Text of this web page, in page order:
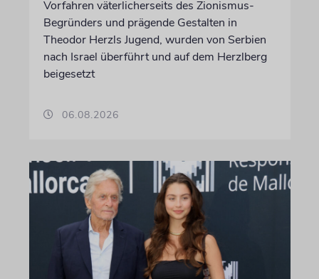
Vorfahren väterlicherseits des Zionismus-
Begründers und prägende Gestalten in
Theodor Herzls Jugend, wurden von Serbien
nach Israel überführt und auf dem Herzlberg
beigesetzt
06.08.2026